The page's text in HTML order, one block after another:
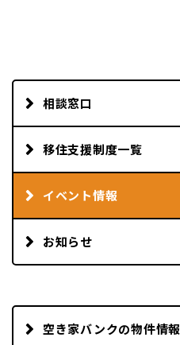
相談窓口
移住支援制度一覧
イベント情報
お知らせ
空き家バンクの物件情報